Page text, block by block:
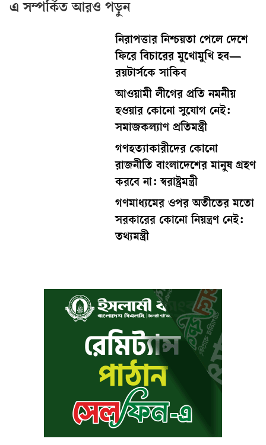
এ সম্পর্কিত আরও পড়ুন
নিরাপত্তার নিশ্চয়তা পেলে দেশে
ফিরে বিচারের মুখোমুখি হব—
রয়টার্সকে সাকিব
আওয়ামী লীগের প্রতি নমনীয়
হওয়ার কোনো সুযোগ নেই:
সমাজকল্যাণ প্রতিমন্ত্রী
গণহত্যাকারীদের কোনো
রাজনীতি বাংলাদেশের মানুষ গ্রহণ
করবে না: স্বরাষ্ট্রমন্ত্রী
গণমাধ্যমের ওপর অতীতের মতো
সরকারের কোনো নিয়ন্ত্রণ নেই:
তথ্যমন্ত্রী